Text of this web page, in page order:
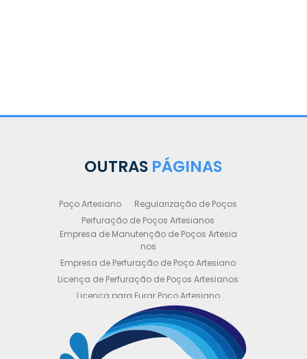
OUTRAS PÁGINAS
Poço Artesiano
Regularização de Poços
Perfuração de Poços Artesianos
Empresa de Manutenção de Poços Artesia
nos
Empresa de Perfuração de Poço Artesiano
Licença de Perfuração de Poços Artesianos
Licença para Furar Poço Artesiano
Licença para Perfuração de Poço Artesiano
Licença para Poço Semi Artesiano
Manutenção de Poço Semi Artesiano